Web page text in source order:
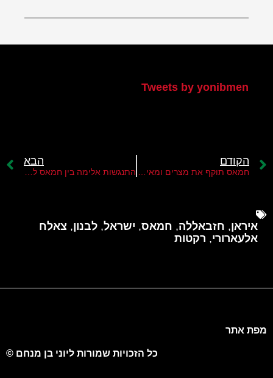
Tweets by yonibmen
הקודם
חמאס תוקף את מצרים ומאיים בחידוש ההסלמה בדרום
הבא
התנגשות אלימה בין חמאס לפת"ח במחנות הפליטים בלבנון
איראן, חזבאללה, חמאס, ישראל, לבנון, צאלח
אלעארורי, רקטות
מפת אתר
כל הזכויות שמורות ליוני בן מנחם ©